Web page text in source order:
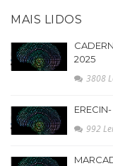
MAIS LIDOS
2025
3808
992